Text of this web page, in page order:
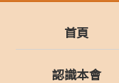
首頁
認識本會